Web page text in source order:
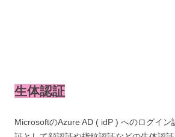
生体認証
MicrosoftのAzure AD ( idP ) へのログイン